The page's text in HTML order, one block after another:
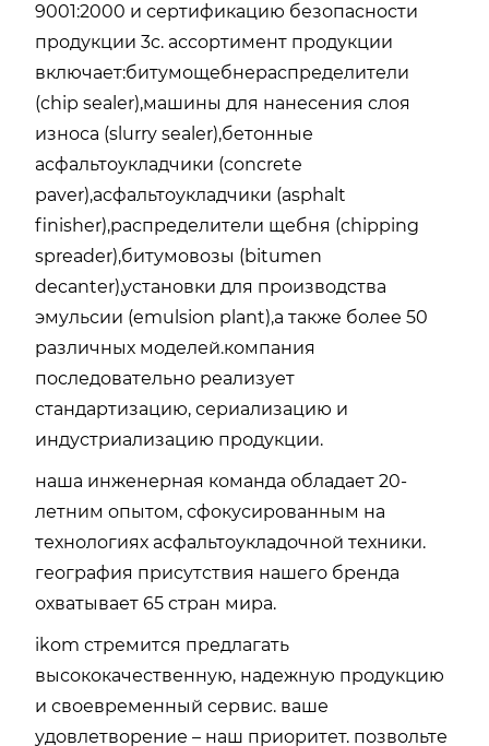
9001:2000 и сертификацию безопасности
продукции 3c. ассортимент продукции
включает:битумощебнераспределители
(chip sealer),машины для нанесения слоя
износа (slurry sealer),бетонные
асфальтоукладчики (concrete
paver),асфальтоукладчики (asphalt
finisher),распределители щебня (chipping
spreader),битумовозы (bitumen
decanter),установки для производства
эмульсии (emulsion plant),а также более 50
различных моделей.компания
последовательно реализует
стандартизацию, сериализацию и
индустриализацию продукции.
наша инженерная команда обладает 20-
летним опытом, сфокусированным на
технологиях асфальтоукладочной техники.
география присутствия нашего бренда
охватывает 65 стран мира.
ikom стремится предлагать
высококачественную, надежную продукцию
и своевременный сервис. ваше
удовлетворение – наш приоритет. позвольте